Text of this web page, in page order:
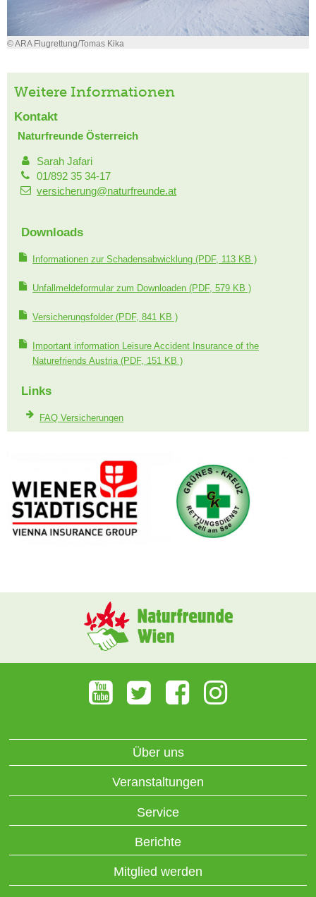
© ARA Flugrettung/Tomas Kika
Weitere Informationen
Kontakt
Naturfreunde Österreich
Sarah Jafari
01/892 35 34-17
versicherung@naturfreunde.at
Downloads
Informationen zur Schadensabwicklung (PDF, 113 KB )
Unfallmeldeformular zum Downloaden (PDF, 579 KB )
Versicherungsfolder (PDF, 841 KB )
Important information Leisure Accident Insurance of the
Naturefriends Austria (PDF, 151 KB )
Links
FAQ Versicherungen
Über uns
Veranstaltungen
Service
Berichte
Mitglied werden